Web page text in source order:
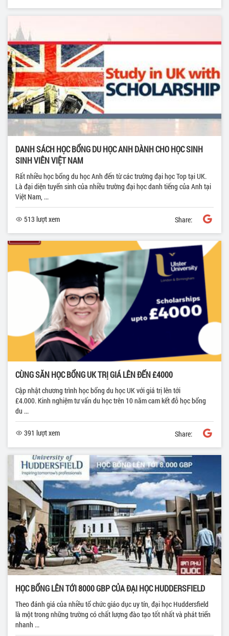
DANH SÁCH HỌC BỔNG DU HỌC ANH DÀNH CHO HỌC SINH
SINH VIÊN VIỆT NAM
Rất nhiều học bổng du học Anh đến từ các trường đại học Top tại UK.
Là đại diện tuyển sinh của nhiều trường đại học danh tiếng của Anh tại
Việt Nam, ...
513 lượt xem Share:
CÙNG SĂN HỌC BỔNG UK TRỊ GIÁ LÊN ĐẾN £4000
Cập nhật chương trình học bổng du học UK với giá trị lên tới
£4.000. Kinh nghiệm tư vấn du học trên 10 năm cam kết đỗ học bổng
du ...
391 lượt xem Share:
HỌC BỔNG LÊN TỚI 8000 GBP CỦA ĐẠI HỌC HUDDERSFIELD
Theo đánh giá của nhiều tổ chức giáo dục uy tín, đại học Huddersfield
là một trong những trường có chất lượng đào tạo tốt nhất và phát triển
nhanh ...